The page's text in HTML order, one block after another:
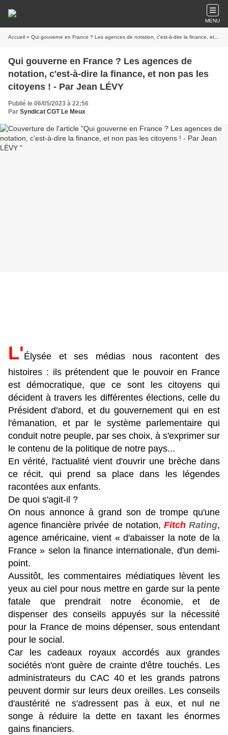
MENU
Accueil » Qui gouverne en France ? Les agences de notation, c'est-à-dire la finance, et non pas les citoyens ! - Par Jean LÉVY
Qui gouverne en France ? Les agences de
notation, c'est-à-dire la finance, et non pas les
citoyens ! - Par Jean LÉVY
Publié le 06/05/2023 à 22:56
Par Syndicat CGT Le Meux
L'Élysée et ses médias nous racontent des
histoires : ils prétendent que le pouvoir en France
est démocratique, que ce sont les citoyens qui
décident à travers les différentes élections, celle du
Président d'abord, et du gouvernement qui en est
l'émanation, et par le système parlementaire qui
conduit notre peuple, par ses choix, à s'exprimer sur
le contenu de la politique de notre pays...
En vérité, l'actualité vient d'ouvrir une brèche dans
ce récit, qui prend sa place dans les légendes
racontées aux enfants.
De quoi s'agit-il ?
On nous annonce à grand son de trompe qu'une
agence financière privée de notation, Fitch Rating,
agence américaine, vient « d'abaisser la note de la
France » selon la finance internationale, d'un demi-
point.
Aussitôt, les commentaires médiatiques lèvent les
yeux au ciel pour nous mettre en garde sur la pente
fatale que prendrait notre économie, et de
dispenser des conseils appuyés sur la nécessité
pour la France de moins dépenser, sous entendant
pour le social.
Car les cadeaux royaux accordés aux grandes
sociétés n'ont guère de crainte d'être touchés. Les
administrateurs du CAC 40 et les grands patrons
peuvent dormir sur leurs deux oreilles. Les conseils
d'austérité ne s'adressent pas à eux, et nul ne
songe à réduire la dette en taxant les énormes
gains financiers.